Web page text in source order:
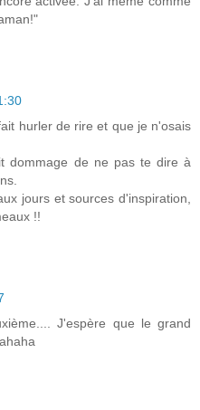
hurler de rire et que je n'osais
dommage de ne pas te dire à
jours et sources d'inspiration,
!!
J'espère que le grand